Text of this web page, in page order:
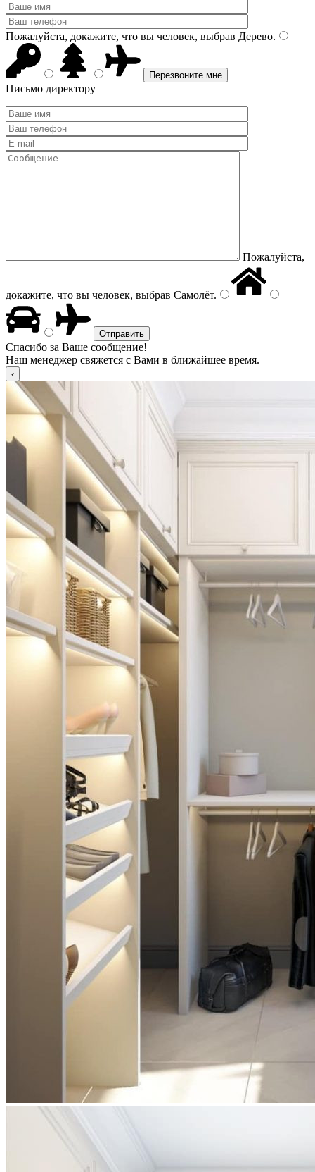
Пожалуйста, докажите, что вы человек, выбрав Дерево.
Письмо директору
Пожалуйста,
докажите, что вы человек, выбрав Самолёт.
Спасибо за Ваше сообщение!
Наш менеджер свяжется с Вами в ближайшее время.